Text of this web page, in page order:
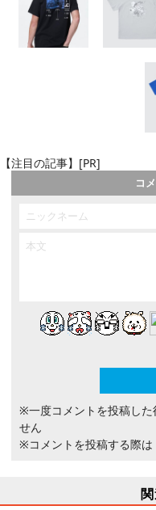
【注目の記事】[PR]
コ
※一度コメントを投稿した
せん
※コメントを投稿する際は